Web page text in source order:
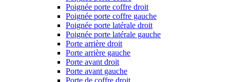
Poignée porte coffre droit
Poignée porte coffre gauche
Poignée porte latérale droit
Poignée porte latérale gauche
Porte arrière droit
Porte arrière gauche
Porte avant droit
Porte avant gauche
Porte de coffre droit